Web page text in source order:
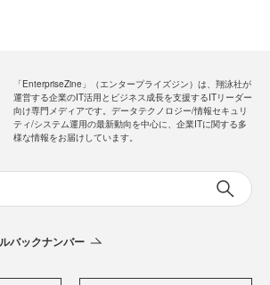
「EnterpriseZine」（エンタープライズジン）は、翔泳社が
運営する企業のIT活用とビジネス成長を支援するITリーダー
向け専門メディアです。データテクノロジー/情報セキュリ
ティ/システム運用の最新動向を中心に、企業ITに関する多
様な情報をお届けしています。
バックナンバー